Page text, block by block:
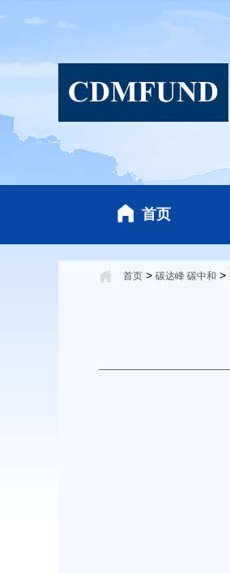
首页
首页 > 碳达峰 碳中和 >